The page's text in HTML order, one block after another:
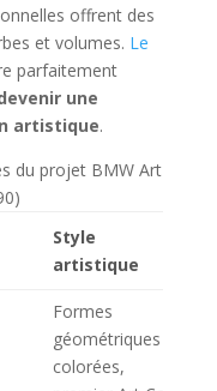
offrent des
et volumes. Le
parfaitement
une
artistique.
du projet BMW Art Car
Style
artistique
Formes
géométriques
colorées,